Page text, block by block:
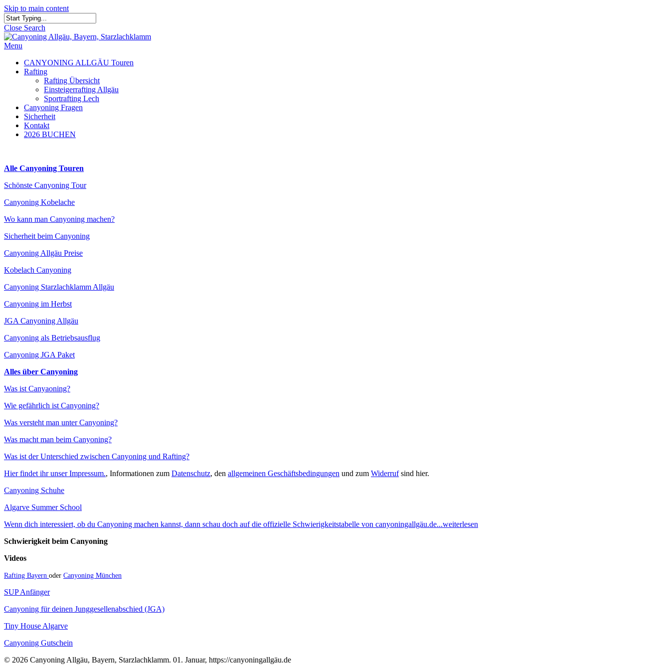
Skip to main content
Close Search
Menu
CANYONING ALLGÄU Touren
Rafting
Rafting Übersicht
Einsteigerrafting Allgäu
Sportrafting Lech
Canyoning Fragen
Sicherheit
Kontakt
2026 BUCHEN
Alle Canyoning Touren
Schönste Canyoning Tour
Canyoning Kobelache
Wo kann man Canyoning machen?
Sicherheit beim Canyoning
Canyoning Allgäu Preise
Kobelach Canyoning
Canyoning Starzlachklamm Allgäu
Canyoning im Herbst
JGA Canyoning Allgäu
Canyoning als Betriebsausflug
Canyoning JGA Paket
Alles über Canyoning
Was ist Canyaoning?
Wie gefährlich ist Canyoning?
Was versteht man unter Canyoning?
Was macht man beim Canyoning?
Was ist der Unterschied zwischen Canyoning und Rafting?
Hier findet ihr unser Impressum., Informationen zum Datenschutz, den allgemeinen Geschäftsbedingungen und zum Widerrufsind hier.
Canyoning Schuhe
Algarve Summer School
Wenn dich interessiert, ob du Canyoning machen kannst, dann schau doch auf die offizielle Schwierigkeitstabelle von canyoningallgäu.de...weiterlesen
Schwierigkeit beim Canyoning
Videos
Rafting Bayern oder Canyoning München
SUP Anfänger
Canyoning für deinen Junggesellenabschied (JGA)
Tiny House Algarve
Canyoning Gutschein
© 2026 Canyoning Allgäu, Bayern, Starzlachklamm. 01. Januar, https://canyoningallgäu.de